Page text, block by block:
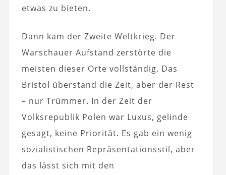
etwas zu bieten.
Dann kam der Zweite Weltkrieg. Der
Warschauer Aufstand zerstörte die
meisten dieser Orte vollständig. Das
Bristol überstand die Zeit, aber der Rest
– nur Trümmer. In der Zeit der
Volksrepublik Polen war Luxus, gelinde
gesagt, keine Priorität. Es gab ein wenig
sozialistischen Repräsentationsstil, aber
das lässt sich mit den